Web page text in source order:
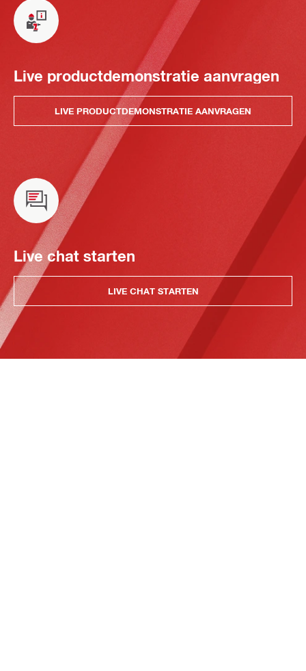
Live productdemonstratie aanvragen
LIVE PRODUCTDEMONSTRATIE AANVRAGEN
Live chat starten
LIVE CHAT STARTEN